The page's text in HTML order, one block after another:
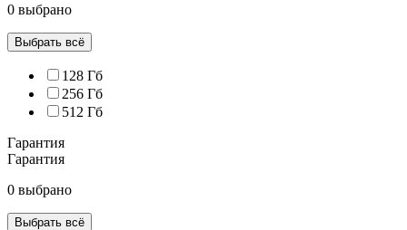
0 выбрано
Выбрать всё
128 Гб
256 Гб
512 Гб
Гарантия
Гарантия
0 выбрано
Выбрать всё